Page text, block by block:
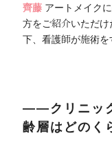
齊藤 アートメイク
方をご紹介いただ
下、看護師が施術を
――クリニッ
齢層はどのく